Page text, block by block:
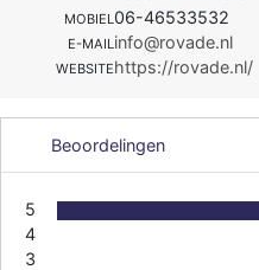
MOBIEL 06-46533532
E-MAIL info@rovade.nl
WEBSITEhttps://rovade.nl/
Beoordelingen
5
4
3